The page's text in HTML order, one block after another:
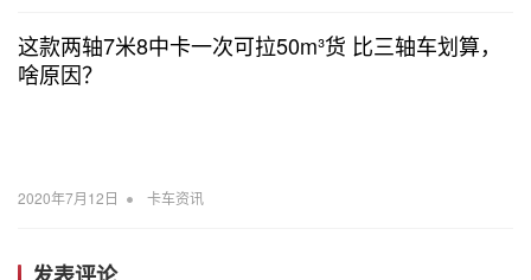
这款两轴7米8中卡一次可拉50m³货 比三轴车划算，
啥原因？
2020年7月12日 • 卡车资讯